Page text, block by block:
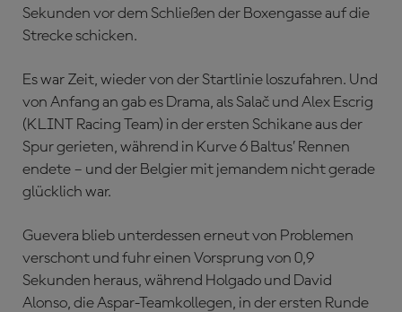
Sekunden vor dem Schließen der Boxengasse auf die
Strecke schicken.
Es war Zeit, wieder von der Startlinie loszufahren. Und
von Anfang an gab es Drama, als Salač und Alex Escrig
(KLINT Racing Team) in der ersten Schikane aus der
Spur gerieten, während in Kurve 6 Baltus’ Rennen
endete – und der Belgier mit jemandem nicht gerade
glücklich war.
Guevera blieb unterdessen erneut von Problemen
verschont und fuhr einen Vorsprung von 0,9
Sekunden heraus, während Holgado und David
Alonso, die Aspar-Teamkollegen, in der ersten Runde